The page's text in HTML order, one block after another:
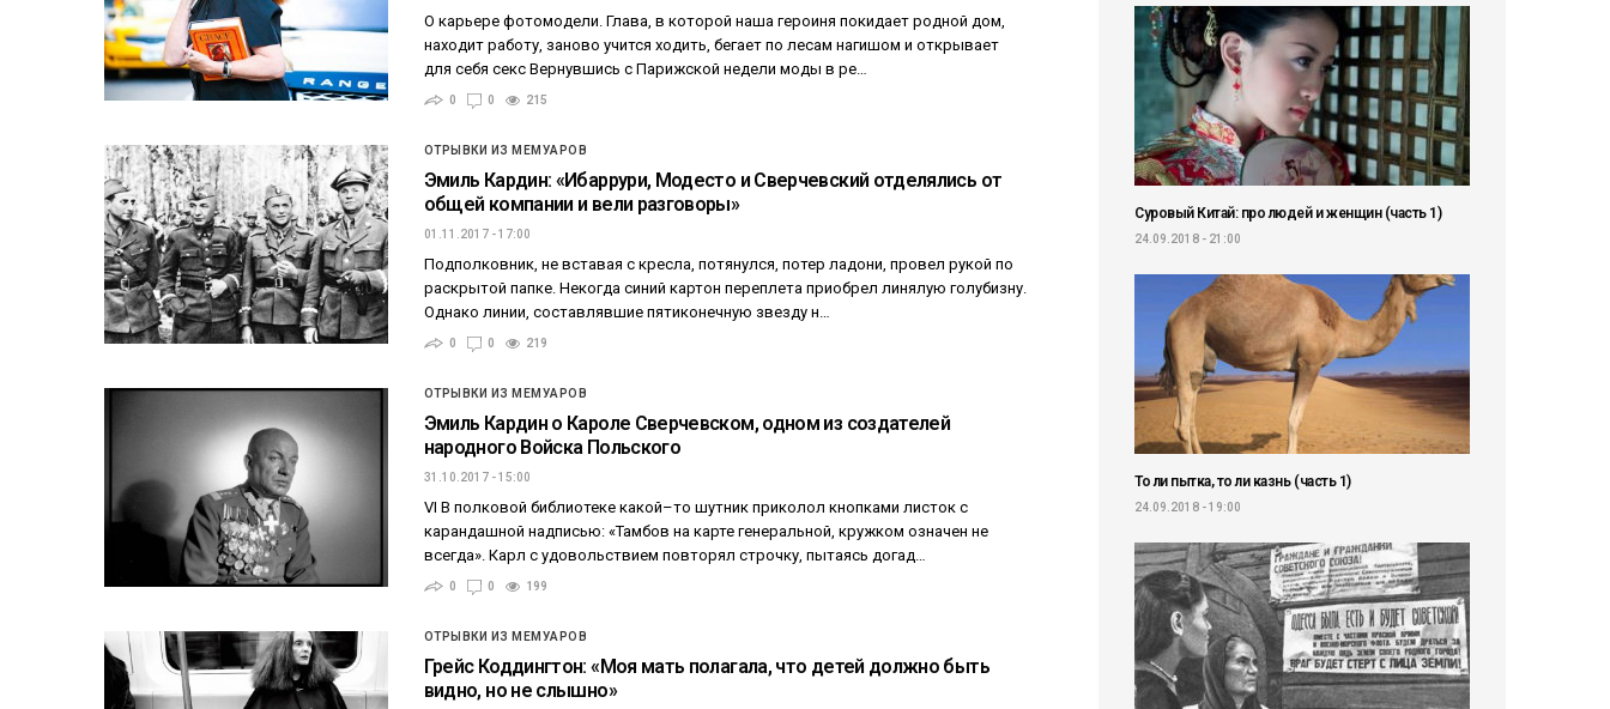
О карьере фотомодели. Глава, в которой наша героиня покидает родной дом,
находит работу, заново учится ходить, бегает по лесам нагишом и открывает
для себя секс Вернувшись с Парижской недели моды в ре…
0 0 215
ОТРЫВКИ ИЗ МЕМУАРОВ
Эмиль Кардин: «Ибаррури, Модесто и Сверчевский отделялись от
общей компании и вели разговоры»
01.11.2017 - 17:00
Подполковник, не вставая с кресла, потянулся, потер ладони, провел рукой по
раскрытой папке. Некогда синий картон переплета приобрел линялую голубизну.
Однако линии, составлявшие пятиконечную звезду н…
0 0 219
ОТРЫВКИ ИЗ МЕМУАРОВ
Эмиль Кардин о Кароле Сверчевском, одном из создателей
народного Войска Польского
31.10.2017 - 15:00
VI В полковой библиотеке какой–то шутник приколол кнопками листок с
карандашной надписью: «Тамбов на карте генеральной, кружком означен не
всегда». Карл с удовольствием повторял строчку, пытаясь догад…
0 0 199
ОТРЫВКИ ИЗ МЕМУАРОВ
Грейс Коддингтон: «Моя мать полагала, что детей должно быть
видно, но не слышно»
Суровый Китай: про людей и женщин (часть 1)
24.09.2018 - 21:00
То ли пытка, то ли казнь (часть 1)
24.09.2018 - 19:00